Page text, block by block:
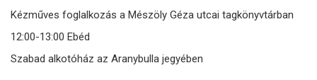
Kézműves foglalkozás a Mészöly Géza utcai tagkönyvtárban
12:00-13:00 Ebéd
Szabad alkotóház az Aranybulla jegyében